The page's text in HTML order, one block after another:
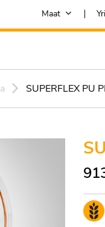
Maat
SUPERFLEX PU